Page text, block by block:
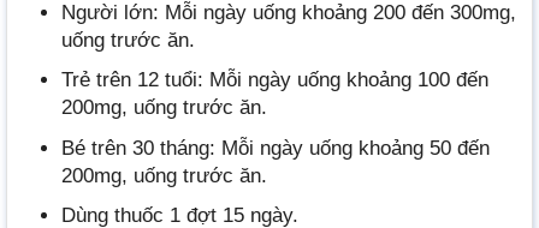
Người lớn: Mỗi ngày uống khoảng 200 đến 300mg,
uống trước ăn.
Trẻ trên 12 tuổi: Mỗi ngày uống khoảng 100 đến
200mg, uống trước ăn.
Bé trên 30 tháng: Mỗi ngày uống khoảng 50 đến
200mg, uống trước ăn.
Dùng thuốc 1 đợt 15 ngày.